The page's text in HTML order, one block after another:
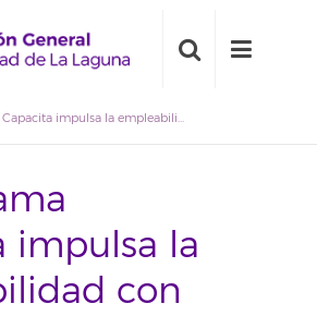
El programa Capacita impulsa la empleabilidad con formación innovadora y conexión con el tejido profesional
impulsa la
con